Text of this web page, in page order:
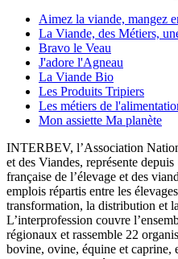
Aimez la viande, mangez
La Viande, des Métiers,
Bravo le Veau
J'adore l'Agneau
La Viande Bio
Les Produits Tripiers
Les métiers de
Mon assiette Ma planète
INTERBEV, l’Association
et des Viandes, représente
française de l’élevage et des
emplois répartis entre les
transformation, la distribution et
L’interprofession couvre
régionaux et rassemble 22
bovine, ovine, équine et caprine,